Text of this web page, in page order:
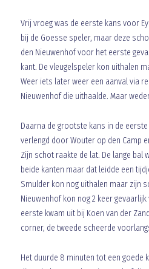
Vrij vroeg was de eerste kans voor
bij de Goesse speler, maar deze
den Nieuwenhof voor het eerste
kant. De vleugelspeler kon uithalen
Weer iets later weer een aanval via
Nieuwenhof die uithaalde. Maar
Daarna de grootste kans in de
verlengd door Wouter op den Camp
Zijn schot raakte de lat. De lange bal
beide kanten maar dat leidde een
Smulder kon nog uithalen maar zijn
Nieuwenhof kon nog 2 keer
eerste kwam uit bij Koen van der
corner, de tweede scheerde
Het duurde 8 minuten tot een goede